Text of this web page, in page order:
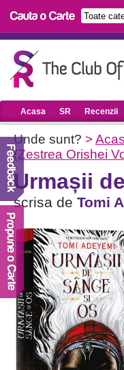
Acasa SR Recenzii
Unde sunt? >
(Zestrea Orishei
Urmașii
scrisa de Tomi